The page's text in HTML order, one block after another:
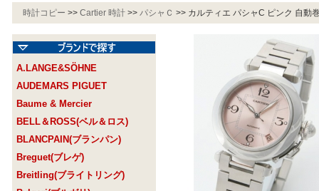
時計コピー >> Cartier 時計 >> パシャＣ >> カルティエ パシャC ピンク 自動
A.LANGE&SÖHNE
AUDEMARS PIGUET
Baume & Mercier
BELL＆ROSS(ベル＆ロス)
BLANCPAIN(ブランパン)
Breguet(ブレゲ)
Breitling(ブライトリング)